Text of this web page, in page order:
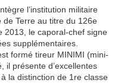
l’institution militaire
de Terre au titre du 126e
2013, le caporal-chef signe
supplémentaires.
formé tireur MINIMI (mini-
il présente d’excellentes
la distinction de 1re classe